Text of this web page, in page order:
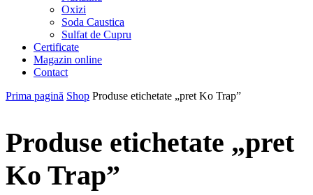
Oxizi
Soda Caustica
Sulfat de Cupru
Certificate
Magazin online
Contact
Prima pagină Shop Produse etichetate „pret Ko Trap”
Produse etichetate „pret
Ko Trap”